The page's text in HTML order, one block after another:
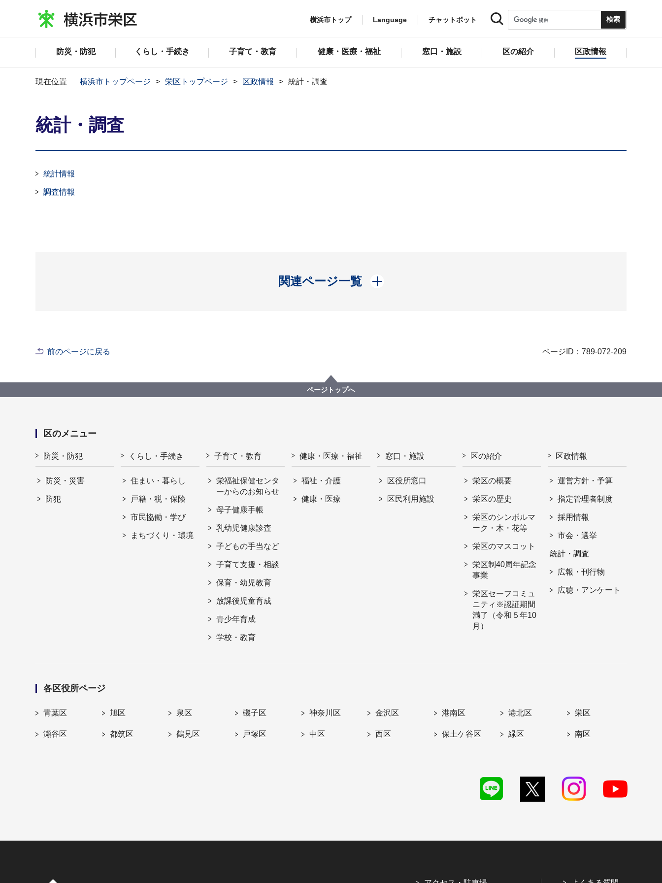
横浜市トップ Language チャットボット
防災・防犯 くらし・手続き 子育て・教育 健康・医療・福祉 窓口・施設 区の紹介 区政情報
現在位置 横浜市トップページ 栄区トップページ 区政情報 統計・調査
統計・調査
統計情報
調査情報
関連ページ一覧
開く
前のページに戻る ページID：789-072-209
ページトップへ
区のメニュー
防災・防犯
防災・災害
防犯
くらし・手続き
住まい・暮らし
戸籍・税・保険
市民協働・学び
まちづくり・環境
子育て・教育
栄福祉保健センタ
ーからのお知らせ
母子健康手帳
乳幼児健康診査
子どもの手当など
子育て支援・相談
保育・幼児教育
放課後児童育成
青少年育成
学校・教育
健康・医療・福祉
福祉・介護
健康・医療
窓口・施設
区役所窓口
区民利用施設
区の紹介
栄区の概要
栄区の歴史
栄区のシンボルマ
ーク・木・花等
栄区のマスコット
栄区制40周年記念
事業
栄区セーフコミュ
ニティ※認証期間
満了（令和５年10
月）
区政情報
運営方針・予算
指定管理者制度
採用情報
市会・選挙
統計・調査
広報・刊行物
広聴・アンケート
各区役所ページ
青葉区 旭区 泉区 磯子区 神奈川区 金沢区 港南区 港北区 栄区
瀬谷区 都筑区 鶴見区 戸塚区 中区 西区 保土ケ谷区 緑区 南区